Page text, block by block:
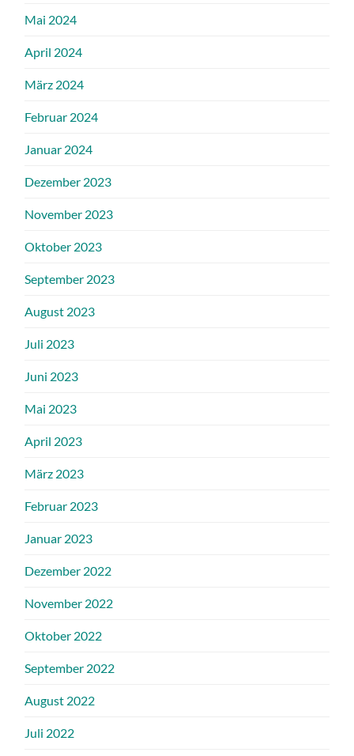
Mai 2024
April 2024
März 2024
Februar 2024
Januar 2024
Dezember 2023
November 2023
Oktober 2023
September 2023
August 2023
Juli 2023
Juni 2023
Mai 2023
April 2023
März 2023
Februar 2023
Januar 2023
Dezember 2022
November 2022
Oktober 2022
September 2022
August 2022
Juli 2022